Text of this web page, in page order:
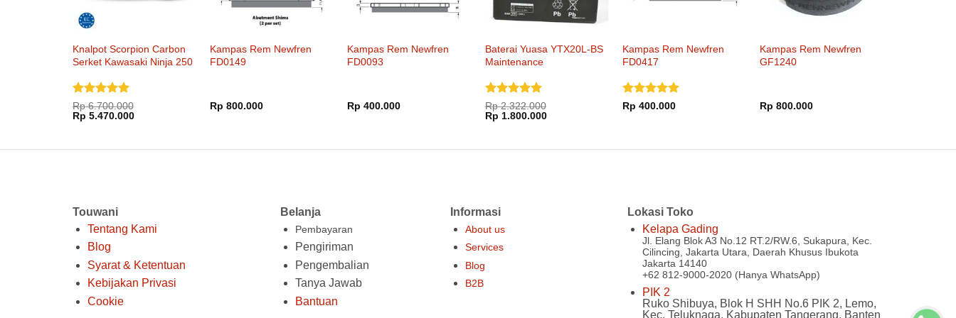
Knalpot Scorpion Carbon
Serket Kawasaki Ninja 250
Dinilai5
dari 5
Rp6.700.000
Harga
aslinya
Rp 5.470.000Harga
Kampas Rem Newfren
FD0149
Rp 800.000
Kampas Rem Newfren
FD0093
Rp 400.000
Baterai Yuasa YTX20L-BS
Maintenance
Dinilai5
dari 5
Rp2.322.000
Harga
aslinya
Rp 1.800.000Harga
Kampas Rem Newfren
FD0417
Dinilai5
Rp 400.000
Kampas Rem Newfren
GF1240
Rp 800.000
Touwani
Tentang Kami
Blog
Syarat & Ketentuan
Kebijakan Privasi
Cookie
Belanja
Pembayaran
Pengiriman
Pengembalian
Tanya Jawab
Bantuan
Informasi
About us
Services
Blog
B2B
Lokasi Toko
Kelapa Gading
Jl. Elang Blok A3 No.12 RT.2/RW.6, Sukapura, Kec.
Cilincing, Jakarta Utara, Daerah Khusus Ibukota
Jakarta 14140
+62 812-9000-2020 (Hanya WhatsApp)
PIK 2
Ruko Shibuya, Blok H SHH No.6 PIK 2, Lemo,
Kec. Teluknaga, Kabupaten Tangerang, Banten